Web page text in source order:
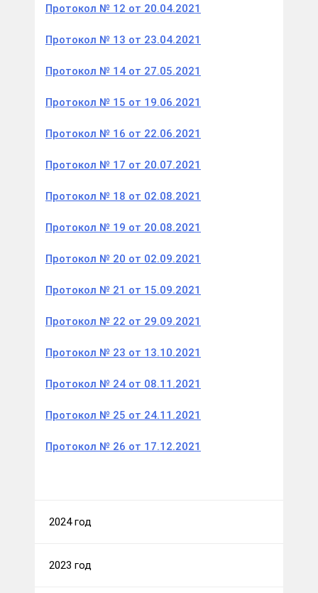
Протокол № 12 от 20.04.2021
Протокол № 13 от 23.04.2021
Протокол № 14 от 27.05.2021
Протокол № 15 от 19.06.2021
Протокол № 16 от 22.06.2021
Протокол № 17 от 20.07.2021
Протокол № 18 от 02.08.2021
Протокол № 19 от 20.08.2021
Протокол № 20 от 02.09.2021
Протокол № 21 от 15.09.2021
Протокол № 22 от 29.09.2021
Протокол № 23 от 13.10.2021
Протокол № 24 от 08.11.2021
Протокол № 25 от 24.11.2021
Протокол № 26 от 17.12.2021
2024 год
2023 год